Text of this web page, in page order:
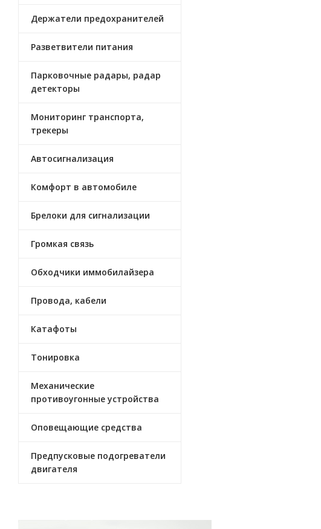
Держатели предохранителей
Разветвители питания
Парковочные радары, радар
детекторы
Мониторинг транспорта,
трекеры
Автосигнализация
Комфорт в автомобиле
Брелоки для сигнализации
Громкая связь
Обходчики иммобилайзера
Провода, кабели
Катафоты
Тонировка
Механические
противоугонные устройства
Оповещающие средства
Предпусковые подогреватели
двигателя